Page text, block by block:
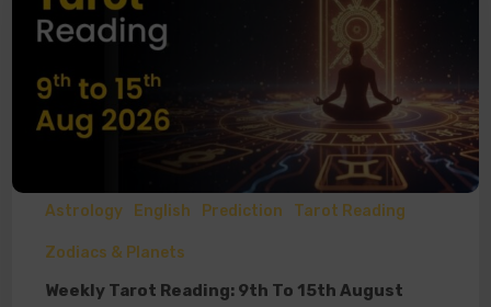
Astrology English Prediction Tarot Reading
Zodiacs & Planets
Weekly Tarot Reading: 9th To 15th August